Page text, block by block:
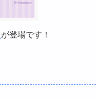
が登場です！